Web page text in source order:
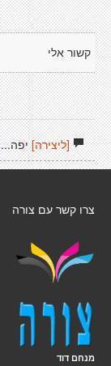
קשור אלי
[ליצירה]יפה...
צרו קשר עם צורה
מנחם דוד